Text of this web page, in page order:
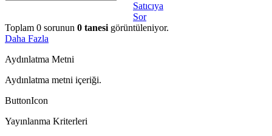
Satıcıya
Sor
Toplam 0 sorunun 0 tanesi görüntüleniyor.
Daha Fazla
Aydınlatma Metni
Aydınlatma metni içeriği.
ButtonIcon
Yayınlanma Kriterleri